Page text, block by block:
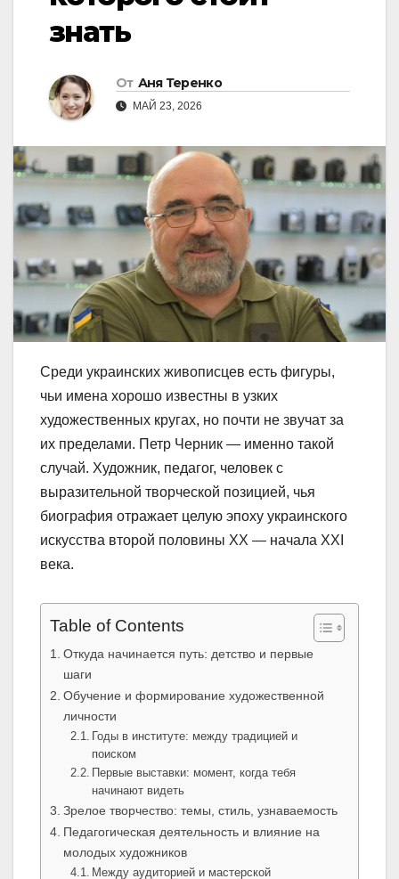
знать
От Аня Теренко
МАЙ 23, 2026
Среди украинских живописцев есть фигуры,
чьи имена хорошо известны в узких
художественных кругах, но почти не звучат за
их пределами. Петр Черник — именно такой
случай. Художник, педагог, человек с
выразительной творческой позицией, чья
биография отражает целую эпоху украинского
искусства второй половины XX — начала XXI
века.
Table of Contents
Откуда начинается путь: детство и первые
шаги
Обучение и формирование художественной
личности
Годы в институте: между традицией и
поиском
Первые выставки: момент, когда тебя
начинают видеть
Зрелое творчество: темы, стиль, узнаваемость
Педагогическая деятельность и влияние на
молодых художников
Между аудиторией и мастерской